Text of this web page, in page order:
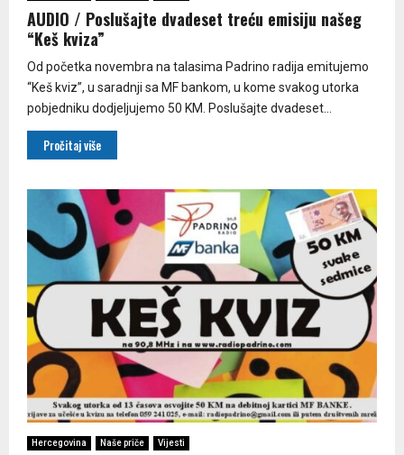
AUDIO / Poslušajte dvadeset treću emisiju našeg
“Keš kviza”
Od početka novembra na talasima Padrino radija emitujemo
“Keš kviz”, u saradnji sa MF bankom, u kome svakog utorka
pobjedniku dodjeljujemo 50 KM. Poslušajte dvadeset...
Pročitaj više
Hercegovina Naše priče Vijesti